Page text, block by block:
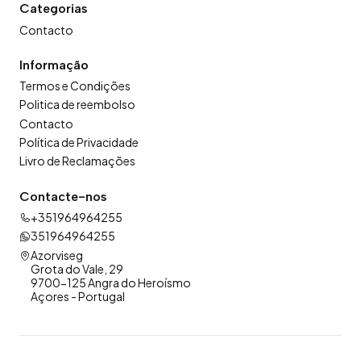
Categorias
Contacto
Informação
Termos e Condições
Politica de reembolso
Contacto
Política de Privacidade
Livro de Reclamações
Contacte-nos
+351964964255
351964964255
Azorviseg
Grota do Vale, 29
9700-125 Angra do Heroísmo
Açores - Portugal